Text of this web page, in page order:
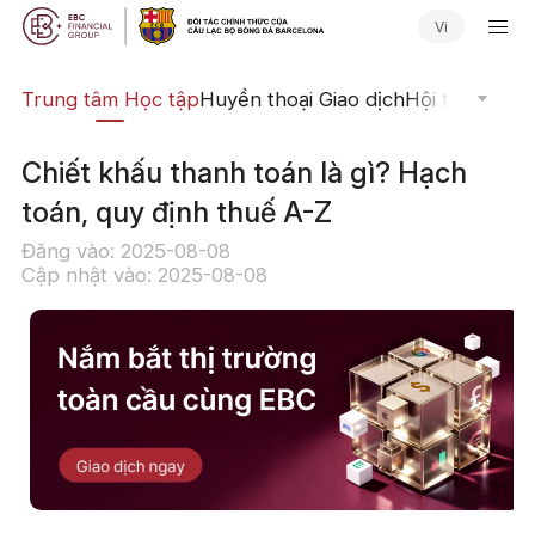
Vi
Trung tâm Học tậpHuyền thoại Giao dịchHội thảo
Chiết khấu thanh toán là gì? Hạch
toán, quy định thuế A-Z
Đăng vào: 2025-08-08
Cập nhật vào: 2025-08-08